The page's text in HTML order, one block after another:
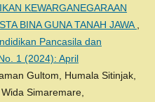
KEWARGANEGARAAN
BINA GUNA TANAH JAWA
Pancasila dan
1 (2024): April
Gultom, Humala Sitinjak,
Simaremare,